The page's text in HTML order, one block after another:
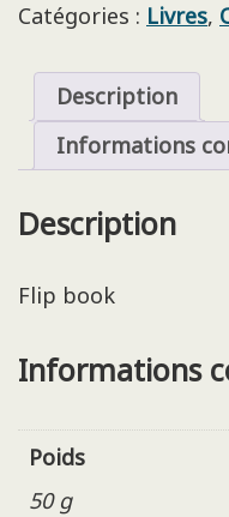
Catégories : Livres,
Description
Informations
Description
Flip book
Informations
Poids
50 g